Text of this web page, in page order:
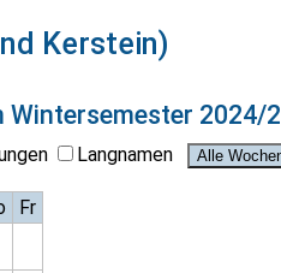
Kerstein)
Wintersemester 2024/
Langnamen
Fr